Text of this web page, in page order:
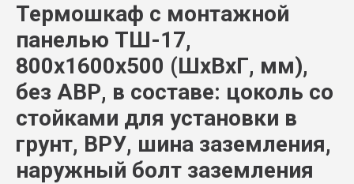
Термошкаф с монтажной
панелью ТШ-17,
800х1600х500 (ШхВхГ, мм),
без АВР, в составе: цоколь со
стойками для установки в
грунт, ВРУ, шина заземления,
наружный болт заземления